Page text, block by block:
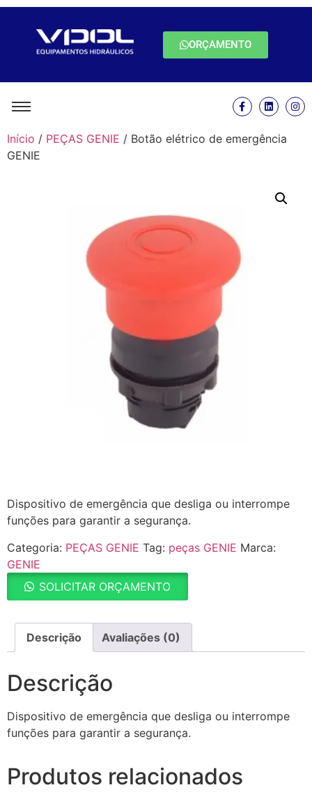
ORÇAMENTO
Início / PEÇAS GENIE / Botão elétrico de emergência
GENIE
Dispositivo de emergência que desliga ou interrompe
funções para garantir a segurança.
Categoria: PEÇAS GENIE Tag: peças GENIE Marca:
GENIE
SOLICITAR ORÇAMENTO
Descrição Avaliações (0)
Descrição
Dispositivo de emergência que desliga ou interrompe
funções para garantir a segurança.
Produtos relacionados